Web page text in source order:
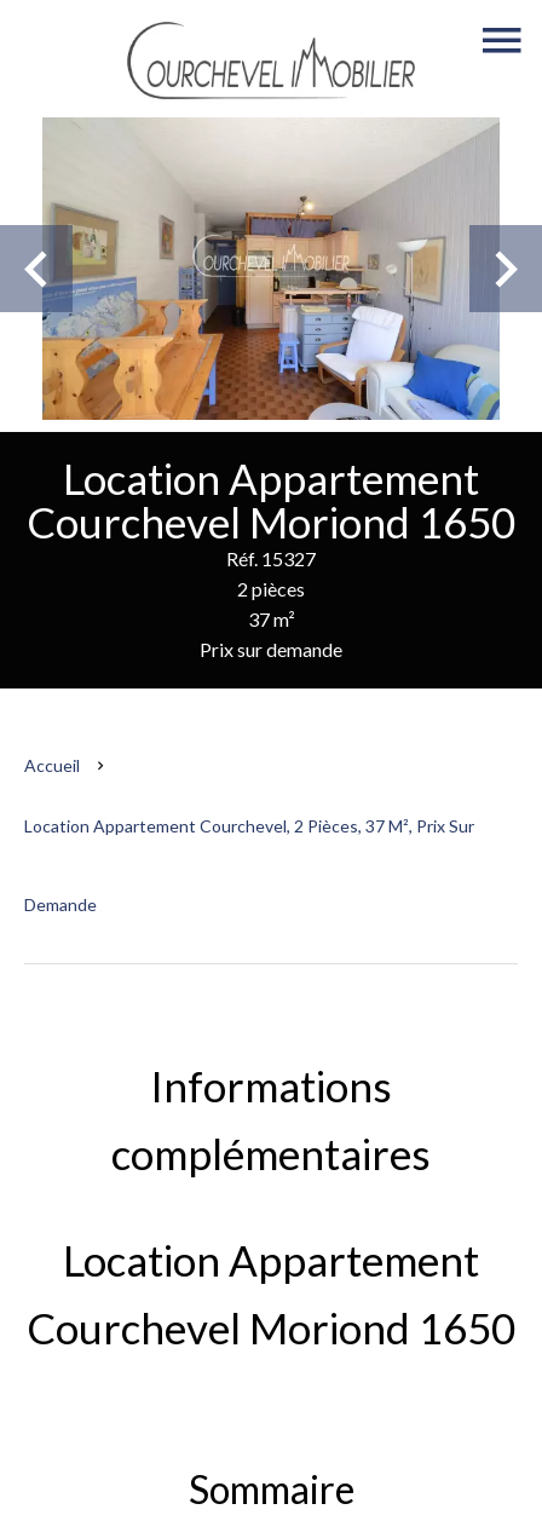
Location Appartement
Courchevel Moriond 1650
Réf. 15327
2 pièces
37 m²
Prix sur demande
Accueil
Location Appartement Courchevel, 2 Pièces, 37 M², Prix Sur
Demande
Informations
complémentaires
Location Appartement
Courchevel Moriond 1650
Sommaire